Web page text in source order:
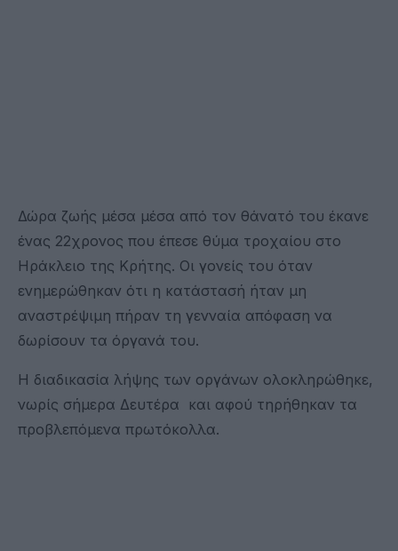
Δώρα ζωής μέσα μέσα από τον θάνατό του έκανε
ένας 22χρονος που έπεσε θύμα τροχαίου στο
Ηράκλειο της Κρήτης. Οι γονείς του όταν
ενημερώθηκαν ότι η κατάστασή ήταν μη
αναστρέψιμη πήραν τη γενναία απόφαση να
δωρίσουν τα όργανά του.
Η διαδικασία λήψης των οργάνων ολοκληρώθηκε,
νωρίς σήμερα Δευτέρα και αφού τηρήθηκαν τα
προβλεπόμενα πρωτόκολλα.